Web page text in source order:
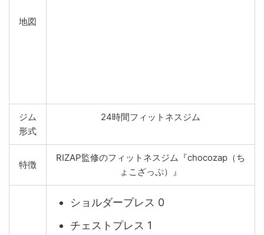
地図
ジム
形式
24時間フィットネスジム
特徴
RIZAP監修のフィットネスジム『chocozap（ち
ょこざっぷ）』
ショルダープレス 0
チェストプレス 1